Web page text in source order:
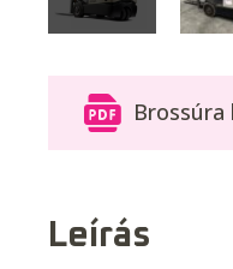
Brossúra
Leírás